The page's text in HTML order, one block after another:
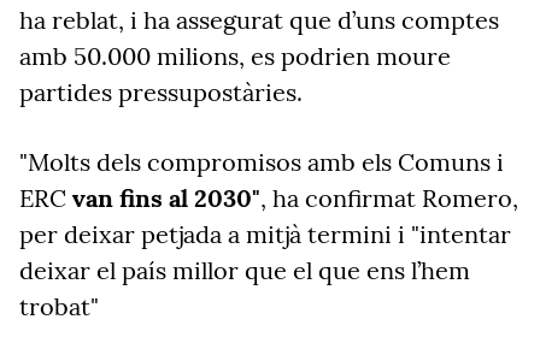
ha reblat, i ha assegurat que d’uns comptes
amb 50.000 milions, es podrien moure
partides pressupostàries.
"Molts dels compromisos amb els Comuns i
ERC van fins al 2030", ha confirmat Romero,
per deixar petjada a mitjà termini i "intentar
deixar el país millor que el que ens l’hem
trobat"